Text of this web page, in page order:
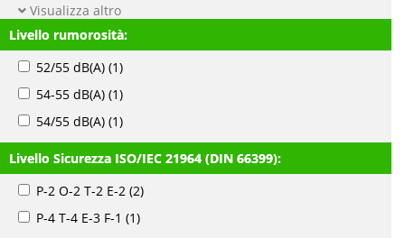
Visualizza altro
Livello rumorosità:
52/55 dB(A) (1)
54-55 dB(A) (1)
54/55 dB(A) (1)
Livello Sicurezza ISO/IEC 21964 (DIN 66399):
P-2 O-2 T-2 E-2 (2)
P-4 T-4 E-3 F-1 (1)